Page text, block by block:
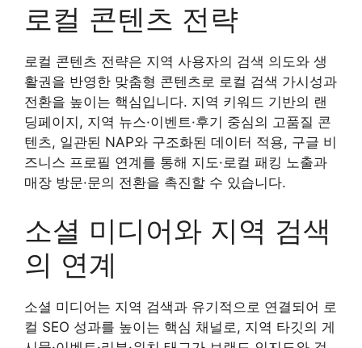
로컬 콘텐츠 전략
로컬 콘텐츠 전략은 지역 사용자의 검색 의도와 생
활권을 반영한 맞춤형 콘텐츠로 로컬 검색 가시성과
전환을 높이는 핵심입니다. 지역 키워드 기반의 랜
딩페이지, 지역 뉴스·이벤트·후기 중심의 고품질 콘
텐츠, 일관된 NAP와 구조화된 데이터 적용, 구글 비
즈니스 프로필 연계를 통해 지도·로컬 패킹 노출과
매장 방문·문의 전환을 촉진할 수 있습니다.
소셜 미디어와 지역 검색
의 연계
소셜 미디어는 지역 검색과 유기적으로 연결되어 로
컬 SEO 성과를 높이는 핵심 채널로, 지역 타깃의 게